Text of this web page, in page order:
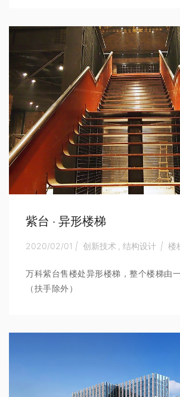
紫台 · 异形楼梯
2020/02/01 | 创新技术 结构设计 | 楼
万科紫台售楼处异形楼梯，整个楼梯由
（扶手除外）